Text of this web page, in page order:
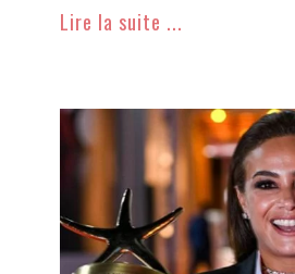
Lire la suite ...